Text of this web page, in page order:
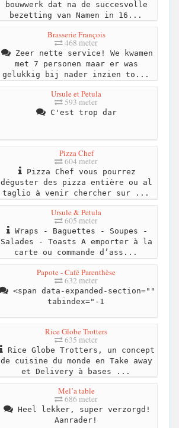
bouwwerk dat na de succesvolle
bezetting van Namen in 16...
Brasserie François
468 meter
Zeer nette service! We kwamen
met 7 personen maar er was
gelukkig bij nader inzien to...
Ursule et Petula
593 meter
C'est trop dar
Pizza Chef
604 meter
Pizza Chef vous pourrez
déguster des pizza entière ou al
taglio à venir chercher sur ...
Ursule & Petula
605 meter
Wraps - Baguettes - Soupes -
Salades - Toasts A emporter à la
carte ou commande d’ass...
Papote - Café Parenthèse
632 meter
<span data-expanded-section=""
tabindex="-1
Rice Globe Trotters
635 meter
Rice Globe Trotters, un concept
de cuisine du monde en Take away
et Delivery à bases ...
Mel’a table
686 meter
Heel lekker, super verzorgd!
Aanrader!